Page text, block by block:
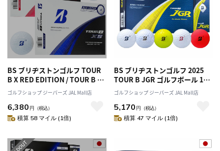
BS ブリヂストンゴルフ TOUR
B X RED EDITION / TOUR B XS
BLUE EDITION ゴルフボール 1
ダース(12球入) 2025年モデル
BRIDGESTONE GOLF 日本正規
品
ゴルフショップ ジーパーズ JAL Mall店
6,380 円 （税込）
積算 58 マイル (1倍)
BS ブリヂストンゴルフ 2025
TOUR B JGR ゴルフボール 1ダ
ース(12球入) 2025年モデル
BRIDGESTONE GOLF 日本正規
品 2025年8月7日発売予定
ゴルフショップ ジーパーズ JAL Mall店
5,170 円 （税込）
積算 47 マイル (1倍)